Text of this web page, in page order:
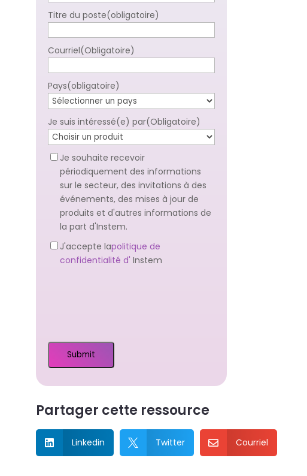
Titre du poste(obligatoire)
Courriel(Obligatoire)
Pays(obligatoire)
Je suis intéressé(e) par(Obligatoire)
Optin
pour
lettre
d'information
Je souhaite recevoir
périodiquement des informations
sur le secteur, des invitations à des
événements, des mises à jour de
produits et d'autres informations de
la part d'Instem.
Protection
J'accepte lapolitique de
confidentialité d' Instem
Partager cette ressource
 Linkedin  Twitter  Courriel